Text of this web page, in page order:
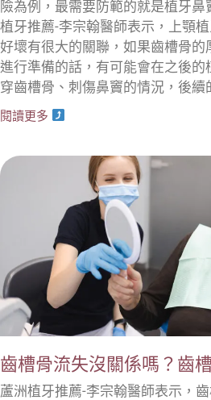
險為例，最需要防範的就是植牙
植牙推薦-李宗翰醫師表示，上顎
好壞有很大的關聯，如果齒槽骨
進行準備的話，有可能會在之後
穿齒槽骨、刺傷鼻竇的情況，後續
閱讀更多
齒槽骨流失沒關係嗎？齒
蘆洲植牙推薦-李宗翰醫師表示，